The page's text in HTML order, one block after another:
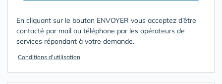
En cliquant sur le bouton ENVOYER vous acceptez d’être
contacté par mail ou téléphone par les opérateurs de
services répondant à votre demande.
Conditions d'utilisation